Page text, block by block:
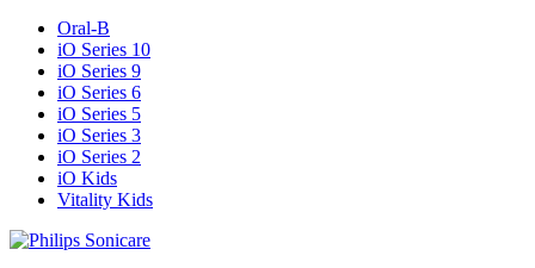
Oral-B
iO Series 10
iO Series 9
iO Series 6
iO Series 5
iO Series 3
iO Series 2
iO Kids
Vitality Kids